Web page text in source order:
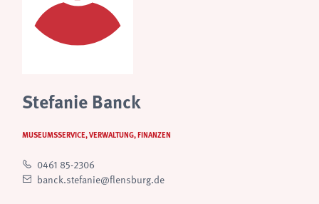
Stefanie Banck
MUSEUMSSERVICE, VERWALTUNG, FINANZEN
0461 85-2306
banck.stefanie@flensburg.de